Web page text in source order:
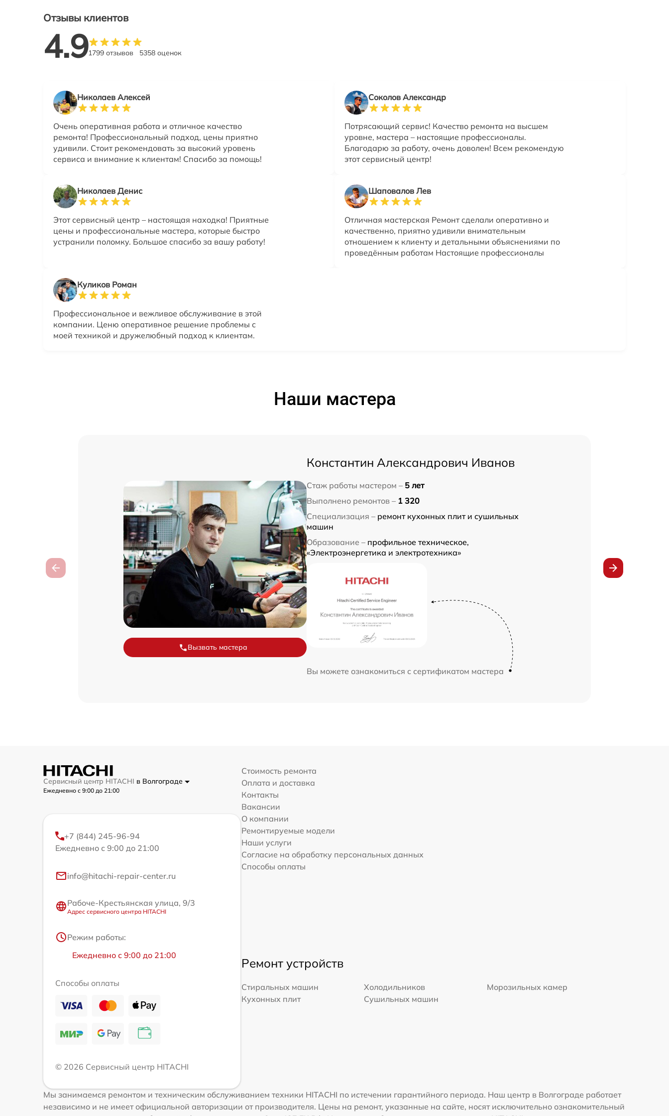
Отзывы клиентов
4.91799 отзывов 5358 оценок
Николаев Алексей
Очень оперативная работа и отличное качество
ремонта! Профессиональный подход, цены приятно
удивили. Стоит рекомендовать за высокий уровень
сервиса и внимание к клиентам! Спасибо за помощь!
Соколов Александр
Потрясающий сервис! Качество ремонта на высшем
уровне, мастера – настоящие профессионалы.
Благодарю за работу, очень доволен! Всем рекомендую
этот сервисный центр!
Николаев Денис
Этот сервисный центр – настоящая находка! Приятные
цены и профессиональные мастера, которые быстро
устранили поломку. Большое спасибо за вашу работу!
Шаповалов Лев
Отличная мастерская Ремонт сделали оперативно и
качественно, приятно удивили внимательным
отношением к клиенту и детальными объяснениями по
проведённым работам Настоящие профессионалы
Куликов Роман
Профессиональное и вежливое обслуживание в этой
компании. Ценю оперативное решение проблемы с
моей техникой и дружелюбный подход к клиентам.
Наши мастера
Вызвать мастера
Константин Александрович Иванов
Стаж работы мастером – 5 лет
Выполнено ремонтов – 1 320
Специализация – ремонт кухонных плит и сушильных
машин
Образование – профильное техническое,
«Электроэнергетика и электротехника»
Вы можете ознакомиться с сертификатом мастера
Сервисный центр HITACHI в Волгограде
Ежедневно с 9:00 до 21:00
+7 (844) 245-96-94
Ежедневно с 9:00 до 21:00
info@hitachi-repair-center.ru
Рабоче-Крестьянская улица, 9/3
Адрес сервисного центра HITACHI
Режим работы:
Ежедневно с 9:00 до 21:00
Способы оплаты
© 2026 Сервисный центр HITACHI
Стоимость ремонта
Оплата и доставка
Контакты
Вакансии
О компании
Ремонтируемые модели
Наши услуги
Согласие на обработку персональных данных
Способы оплаты
Ремонт устройств
Стиральных машин Холодильников
Морозильных камер
Кухонных плит
Сушильных машин
Мы занимаемся ремонтом и техническим обслуживанием техники HITACHI по истечении гарантийного периода. Наш центр в Волгограде работает
независимо и не имеет официальной авторизации от производителя. Цены на ремонт, указанные на сайте, носят исключительно ознакомительный